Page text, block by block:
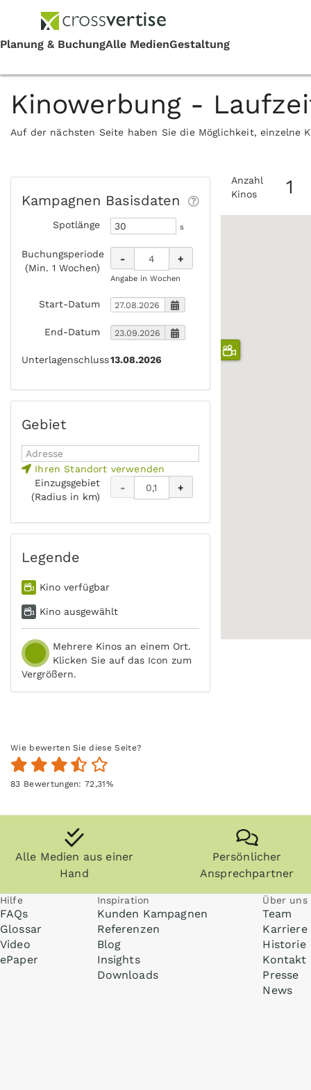
Kinowerbung -
Auf der nächsten Seite haben Sie die Möglichkeit, einzelne
Kampagnen Basisdaten
Spotlänge s
Buchungsperiode
(Min. 1 Wochen)
- +
Angabe in Wochen
Start-Datum
End-Datum
Unterlagenschluss13.08.2026
Gebiet
Ihren Standort verwenden
Einzugsgebiet
(Radius in km)
- +
Legende
Kino verfügbar
Kino ausgewählt
Mehrere Kinos an einem Ort.
Klicken Sie auf das Icon zum
Vergrößern.
Anzahl
Kinos
1
Wie bewerten Sie diese Seite?
83 Bewertungen:72,31%
Alle Medien aus einer
Hand
Persönlicher
Ansprechpartner
Hilfe
FAQs
Glossar
Video
ePaper
Inspiration
Kunden Kampagnen
Referenzen
Blog
Insights
Downloads
Über uns
Team
Karriere
Historie
Kontakt
Presse
News